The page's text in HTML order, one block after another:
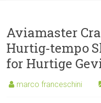
Aviamaster
Hurtig‑tempo
for Hurtige
marco franceschini